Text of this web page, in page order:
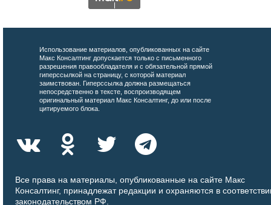
Использование материалов, опубликованных на сайте
Макс Консалтинг допускается только с письменного
разрешения правообладателя и с обязательной прямой
гиперссылкой на страницу, с которой материал
заимствован. Гиперссылка должна размещаться
непосредственно в тексте, воспроизводящем
оригинальный материал Макс Консалтинг, до или после
цитируемого блока.
Все права на материалы, опубликованные на сайте Макс
Консалтинг, принадлежат редакции и охраняются в
законодательством РФ.